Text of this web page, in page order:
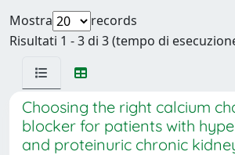
Mostra
records
Risultati 1 - 3 di 3 (tempo di
Choosing the right calcium
blocker for patients with
and proteinuric chronic